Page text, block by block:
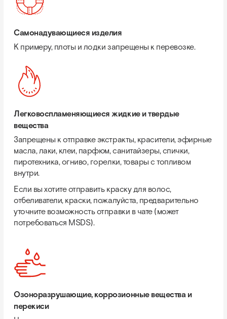
Самонадувающиеся изделия
К примеру, плоты и лодки запрещены к перевозке.
Легковоспламеняющиеся жидкие и твердые
вещества
Запрещены к отправке экстракты, красители, эфирные
масла, лаки, клеи, парфюм, санитайзеры, спички,
пиротехника, огниво, горелки, товары с топливом
внутри.
Если вы хотите отправить краску для волос,
отбеливатели, краски, пожалуйста, предварительно
уточните возможность отправки в чате (может
потребоваться MSDS).
Озоноразрушающие, коррозионные вещества и
перекиси